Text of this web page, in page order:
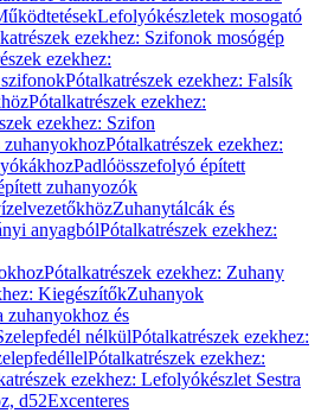
Lefolyókészletek mosogató
ezekhez: Szifonok mosógép
ezekhez:
Pótalkatrészek ezekhez: Falsík
Pótalkatrészek ezekhez:
ezekhez: Szifon
zuhanyokhozPótalkatrészek ezekhez:
Padlóösszefolyó épített
zuhanyozók
Zuhanytálcák és
anyagbólPótalkatrészek ezekhez:
Pótalkatrészek ezekhez: Zuhany
KiegészítőkZuhanyok
zuhanyokhoz és
nélkülPótalkatrészek ezekhez:
Pótalkatrészek ezekhez:
ezekhez: Lefolyókészlet Sestra
d52Excenteres